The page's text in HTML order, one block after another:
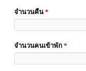
จำนวนคืน *
จำนวนคนเข้าพัก *